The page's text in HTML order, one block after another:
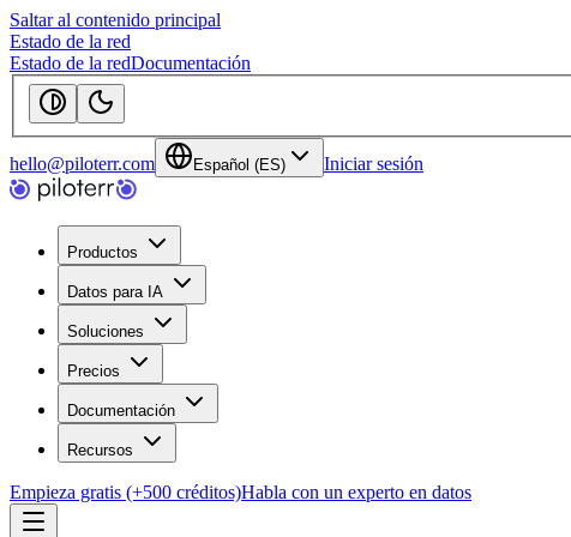
Saltar al contenido principal
Estado de la red
Estado de la redDocumentación
hello@piloterr.com Español (ES) Iniciar sesión
Productos
Datos para IA
Soluciones
Precios
Documentación
Recursos
Empieza gratis (+500 créditos)Habla con un experto en datos